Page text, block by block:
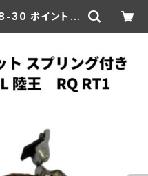
ポイントセ